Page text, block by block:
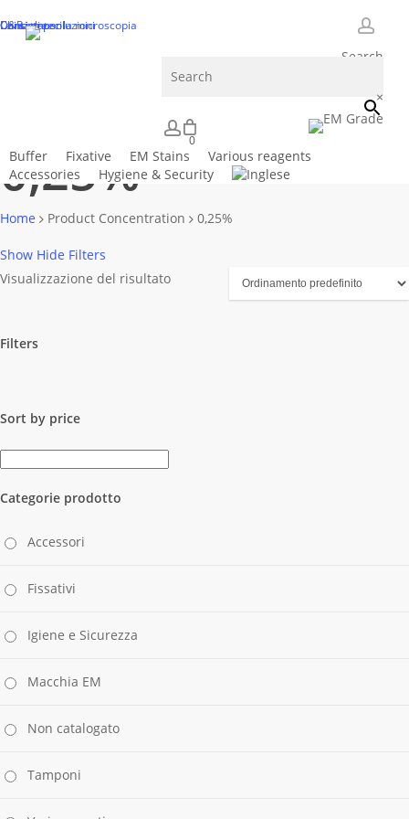
to
Consigli per la microscopia
Chi siamo
Le nostre soluzioni
D&R
Contattateci
Search
×
account
0
Buffer Fixative EM Stains
Various reagents
Accessories
Hygiene & Security
0,25%
Home Product Concentration 0,25%
Show Hide Filters
Visualizzazione del risultato
Filters
Sort by price
Categorie prodotto
Accessori
Fissativi
Igiene e Sicurezza
Macchia EM
Non catalogato
Tamponi